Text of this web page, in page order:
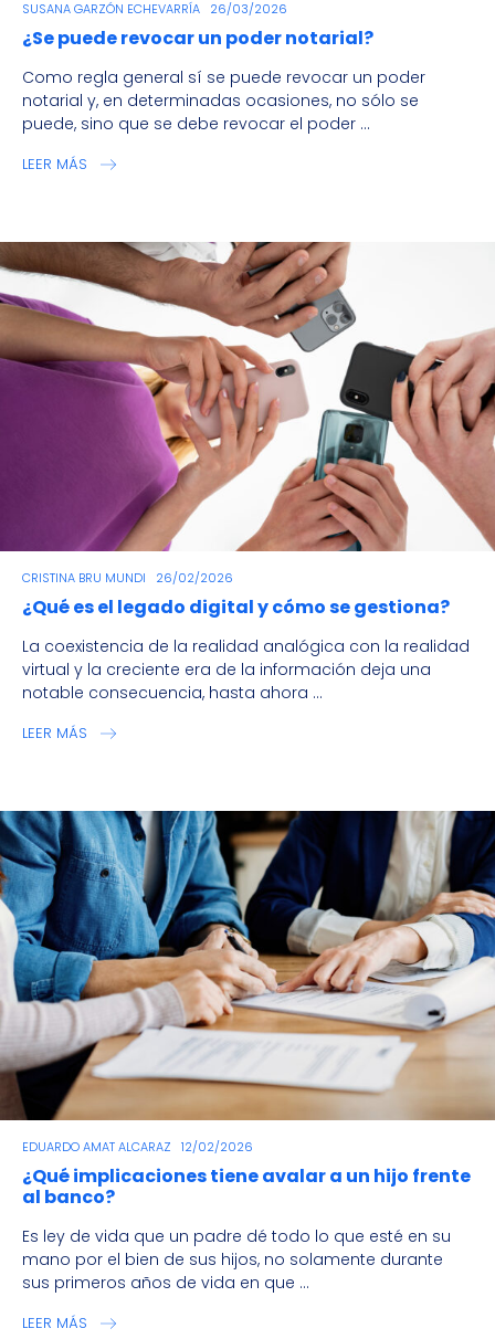
SUSANA GARZÓN ECHEVARRÍA 26/03/2026
¿Se puede revocar un poder notarial?
Como regla general sí se puede revocar un poder
notarial y, en determinadas ocasiones, no sólo se
puede, sino que se debe revocar el poder ...
LEER MÁS
CRISTINA BRU MUNDI 26/02/2026
¿Qué es el legado digital y cómo se gestiona?
La coexistencia de la realidad analógica con la realidad
virtual y la creciente era de la información deja una
notable consecuencia, hasta ahora ...
LEER MÁS
EDUARDO AMAT ALCARAZ 12/02/2026
¿Qué implicaciones tiene avalar a un hijo frente
al banco?
Es ley de vida que un padre dé todo lo que esté en su
mano por el bien de sus hijos, no solamente durante
sus primeros años de vida en que ...
LEER MÁS